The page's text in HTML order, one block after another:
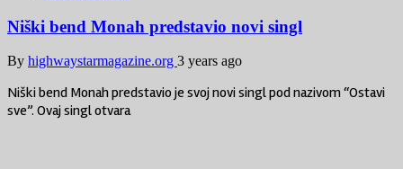
Niški bend Monah predstavio novi singl
By highwaystarmagazine.org 3 years ago
Niški bend Monah predstavio je svoj novi singl pod nazivom “Ostavi
sve”. Ovaj singl otvara